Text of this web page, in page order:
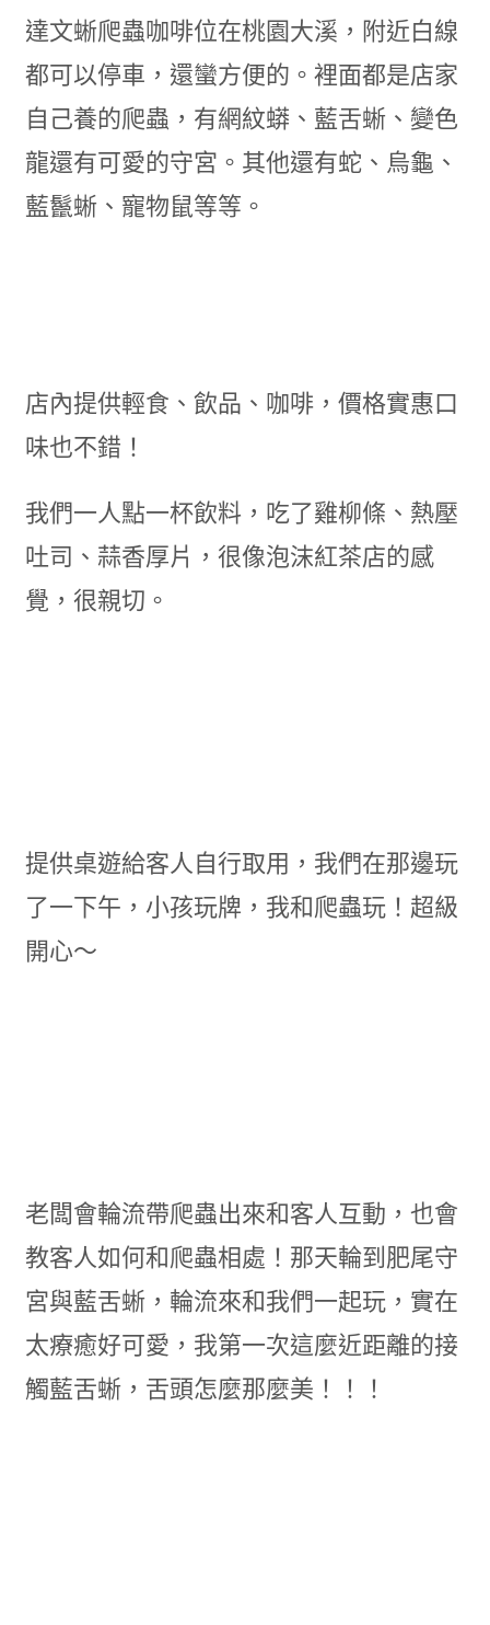
達文蜥爬蟲咖啡位在桃園大溪，附近白線
都可以停車，還蠻方便的。裡面都是店家
自己養的爬蟲，有網紋蟒、藍舌蜥、變色
龍還有可愛的守宮。其他還有蛇、烏龜、
藍鬣蜥、寵物鼠等等。
店內提供輕食、飲品、咖啡，價格實惠口
味也不錯！
我們一人點一杯飲料，吃了雞柳條、熱壓
吐司、蒜香厚片，很像泡沫紅茶店的感
覺，很親切。
提供桌遊給客人自行取用，我們在那邊玩
了一下午，小孩玩牌，我和爬蟲玩！超級
開心～
老闆會輪流帶爬蟲出來和客人互動，也會
教客人如何和爬蟲相處！那天輪到肥尾守
宮與藍舌蜥，輪流來和我們一起玩，實在
太療癒好可愛，我第一次這麼近距離的接
觸藍舌蜥，舌頭怎麼那麼美！！！